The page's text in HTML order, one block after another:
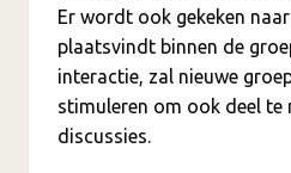
Er wordt ook gekeken
plaatsvindt binnen de
interactie, zal nieuwe
stimuleren om ook deel te
discussies.